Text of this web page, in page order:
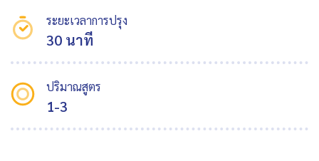
ระยะเวลาการปรุง
30 นาที
ปริมาณสูตร
1-3